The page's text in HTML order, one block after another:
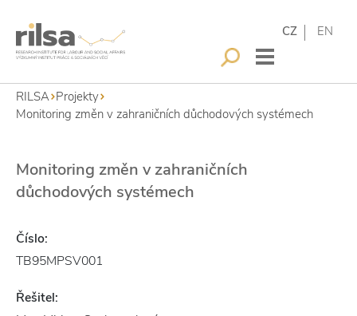
CZ EN
RILSA Projekty
Monitoring změn v zahraničních důchodových systémech
Monitoring změn v zahraničních
důchodových systémech
Číslo:
TB95MPSV001
Řešitel: